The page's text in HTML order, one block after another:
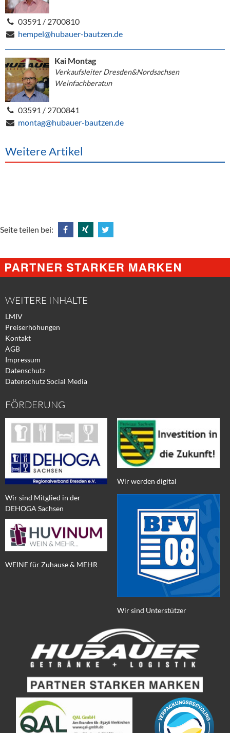
03591 / 2700810
hempel@hubauer-bautzen.de
Kai Montag
Verkaufsleiter Dresden&Nordsachsen
Weinfachberatun
03591 / 2700841
montag@hubauer-bautzen.de
Weitere Artikel
Seite teilen bei:
@
Facebook
@
Xing
@
Twitter
WEITERE INHALTE
LMIV
Preiserhöhungen
Kontakt
AGB
Impressum
Datenschutz
Datenschutz Social Media
FÖRDERUNG
Wir sind Mitglied in der
DEHOGA Sachsen
WEINE für Zuhause & MEHR
Wir werden digital
Wir sind Unterstützer